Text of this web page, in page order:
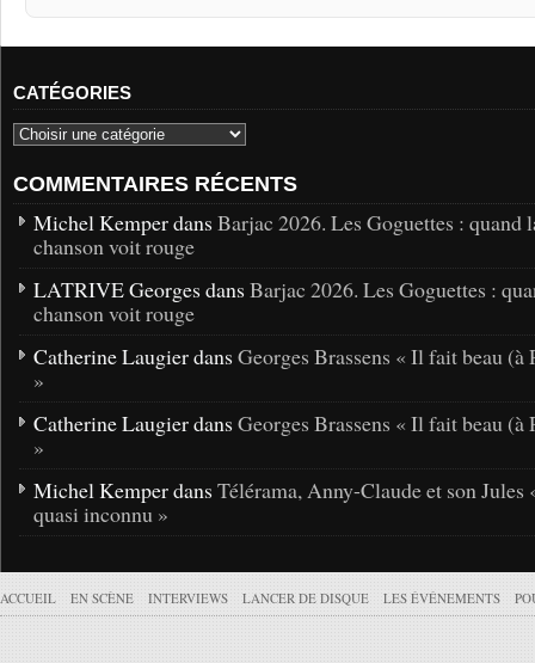
CATÉGORIES
COMMENTAIRES RÉCENTS
Michel Kemper dans Barjac 2026. Les Goguettes : quand
chanson voit rouge
LATRIVE Georges dans Barjac 2026. Les Goguettes :
chanson voit rouge
Catherine Laugier dans Georges Brassens « Il fait beau (à
»
Catherine Laugier dans Georges Brassens « Il fait beau (à
»
Michel Kemper dans Télérama, Anny-Claude et son Jules
quasi inconnu »
ACCUEIL EN SCÈNE INTERVIEWS LANCER DE DISQUE LES ÉVÉNEMENTS